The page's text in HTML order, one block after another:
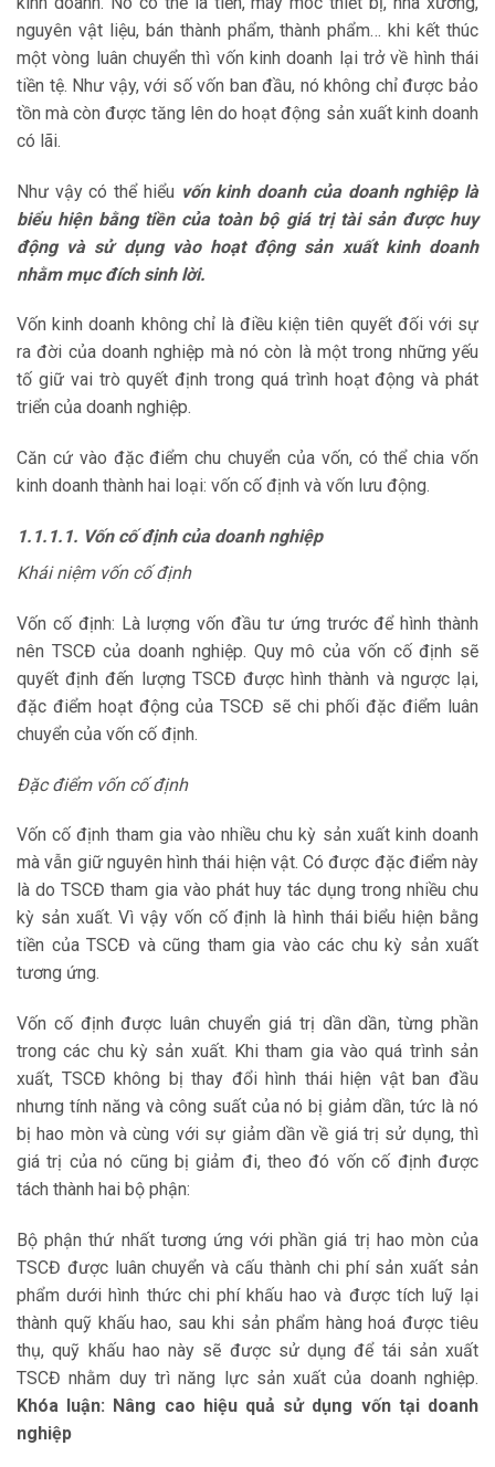
nguyên vật liệu, bán thành phẩm, thành phẩm… khi kết thúc
một vòng luân chuyển thì vốn kinh doanh lại trở về hình thái
tiền tệ. Như vậy, với số vốn ban đầu, nó không chỉ được bảo
tồn mà còn được tăng lên do hoạt động sản xuất kinh doanh
có lãi.
Như vậy có thể hiểu vốn kinh doanh của doanh nghiệp là
biểu hiện bằng tiền của toàn bộ giá trị tài sản được huy
động và sử dụng vào hoạt động sản xuất kinh doanh
nhằm mục đích sinh lời.
Vốn kinh doanh không chỉ là điều kiện tiên quyết đối với sự
ra đời của doanh nghiệp mà nó còn là một trong những yếu
tố giữ vai trò quyết định trong quá trình hoạt động và phát
triển của doanh nghiệp.
Căn cứ vào đặc điểm chu chuyển của vốn, có thể chia vốn
kinh doanh thành hai loại: vốn cố định và vốn lưu động.
1.1.1.1. Vốn cố định của doanh nghiệp
Khái niệm vốn cố định
Vốn cố định: Là lượng vốn đầu tư ứng trước để hình thành
nên TSCĐ của doanh nghiệp. Quy mô của vốn cố định sẽ
quyết định đến lượng TSCĐ được hình thành và ngược lại,
đặc điểm hoạt động của TSCĐ sẽ chi phối đặc điểm luân
chuyển của vốn cố định.
Đặc điểm vốn cố định
Vốn cố định tham gia vào nhiều chu kỳ sản xuất kinh doanh
mà vẫn giữ nguyên hình thái hiện vật. Có được đặc điểm này
là do TSCĐ tham gia vào phát huy tác dụng trong nhiều chu
kỳ sản xuất. Vì vậy vốn cố định là hình thái biểu hiện bằng
tiền của TSCĐ và cũng tham gia vào các chu kỳ sản xuất
tương ứng.
Vốn cố định được luân chuyển giá trị dần dần, từng phần
trong các chu kỳ sản xuất. Khi tham gia vào quá trình sản
xuất, TSCĐ không bị thay đổi hình thái hiện vật ban đầu
nhưng tính năng và công suất của nó bị giảm dần, tức là nó
bị hao mòn và cùng với sự giảm dần về giá trị sử dụng, thì
giá trị của nó cũng bị giảm đi, theo đó vốn cố định được
tách thành hai bộ phận:
Bộ phận thứ nhất tương ứng với phần giá trị hao mòn của
TSCĐ được luân chuyển và cấu thành chi phí sản xuất sản
phẩm dưới hình thức chi phí khấu hao và được tích luỹ lại
thành quỹ khấu hao, sau khi sản phẩm hàng hoá được tiêu
thụ, quỹ khấu hao này sẽ được sử dụng để tái sản xuất
TSCĐ nhằm duy trì năng lực sản xuất của doanh nghiệp.
Khóa luận: Nâng cao hiệu quả sử dụng vốn tại doanh
nghiệp